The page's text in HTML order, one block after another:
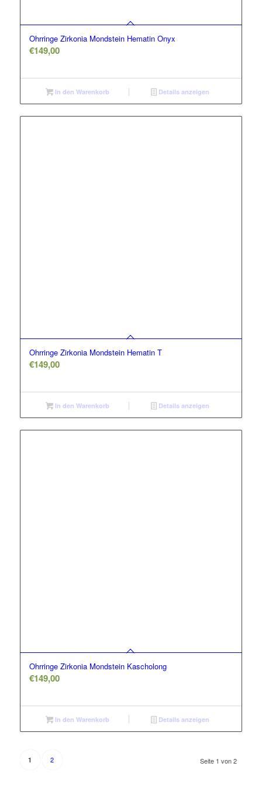
Ohrringe Zirkonia Mondstein Hematin Onyx
€149,00
In den Warenkorb Details anzeigen
Ohrringe Zirkonia Mondstein Hematin T
€149,00
In den Warenkorb Details anzeigen
Ohrringe Zirkonia Mondstein Kascholong
€149,00
In den Warenkorb Details anzeigen
Seite 1 von 2
1 2